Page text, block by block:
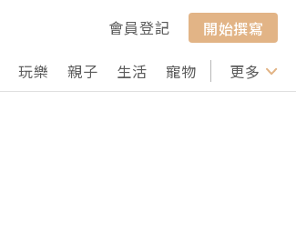
會員登記
開始撰寫
玩樂 親子 生活 寵物 行山 打卡
更多